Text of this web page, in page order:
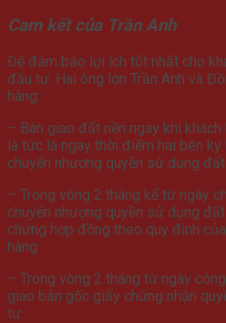
Cam kết của Trần Anh
Để đảm bảo lợi ích tốt nhất cho
đầu tư. Hai ông lớn Trần Anh và
hàng:
– Bàn giao đất nền ngay khi
là tức là ngay thời điểm hai bên
chuyển nhượng quyền sử dụng đất
– Trong vòng 2 tháng kể từ ngày
chuyển nhượng quyền sử dụng
chứng hợp đồng theo quy định
hàng
– Trong vòng 2 tháng từ ngày
giao bản gốc giấy chứng nhận
tư